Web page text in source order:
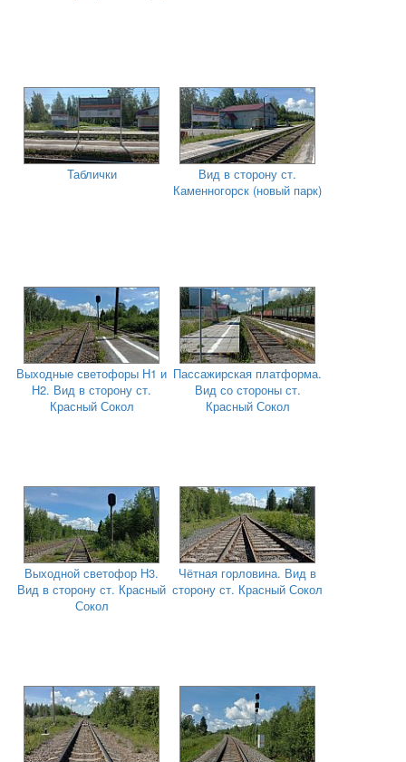
Таблички
Вид в сторону ст.
Каменногорск (новый парк)
Выходные светофоры Н1 и
Н2. Вид в сторону ст.
Красный Сокол
Пассажирская платформа.
Вид со стороны ст.
Красный Сокол
Выходной светофор Н3.
Вид в сторону ст. Красный
Сокол
Чётная горловина. Вид в
сторону ст. Красный Сокол